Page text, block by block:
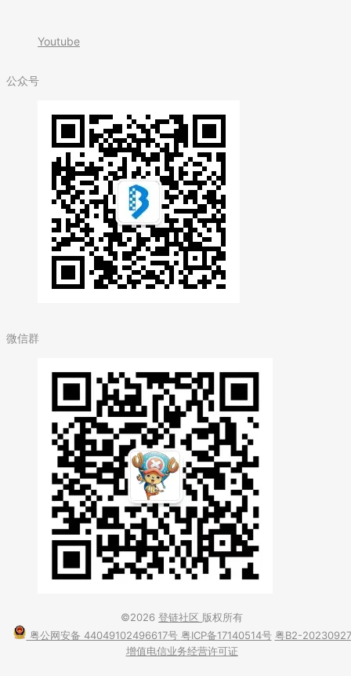
Youtube
公众号
微信群
©2026 登链社区 版权所有
粤公网安备 44049102496617号 粤ICP备17140514号 粤B2-20230927
增值电信业务经营许可证